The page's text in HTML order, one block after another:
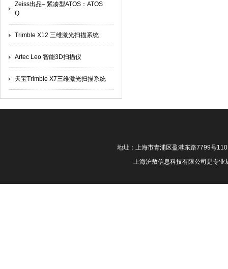
Zeiss出品– 紧凑型ATOS：ATOS
Q
Trimble X12 三维激光扫描系统
Artec Leo 智能3D扫描仪
天宝Trimble X7三维激光扫描系统
地址：上海市青浦区盈港东路7799号
上海沪敖信息科技有限公司是专业